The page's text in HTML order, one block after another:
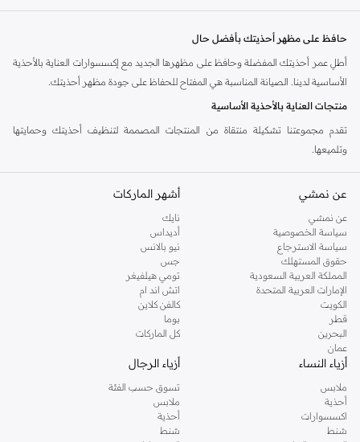
حافظ على مظهر أحذيتك بأفضل حال
أطلِ عمر أحذيتك المفضلة وحافظ على مظهرها الجديد مع إكسسوارات العناية بالأحذية
الأساسية لدينا. الصيانة المناسبة هي المفتاح للحفاظ على جودة مظهر أحذيتك.
منتجات العناية بالأحذية الأساسية
تقدم مجموعتنا تشكيلة منتقاة من المنتجات المصممة لتنظيف أحذيتك وحمايتها
وتلميعها.
التنظيف والحماية
ابدأ بالمنظفات الواقية الصحيحة. استخدم تركيبات متخصصة لإزالة الأوساخ والبقع دون
الإضرار بالمواد. بخاخات العزل المائي تخلق حاجزًا ضد الرطوبة والبقع، وهي مثالية
لجميع أنواع الأحذية.
الملمعات والشموع
استعد اللون واللمعان باستخدام ملمعات وشموع عالية الجودة. متوفرة بدرجات ألوان
مختلفة لتتناسب تمامًا مع أحذيتك، كما أنها تغذي المادة، وتحافظ عليها مرنة وتمنع
التشقق.
فرش وأدوات تطبيق
احصل على لمسة نهائية احترافية باستخدام الأدوات المناسبة. الفرش الناعمة مثالية
لتطبيق الملمع والتلميع، بينما يمكن للفرش الأكثر صلابة التعامل مع الأوساخ العنيدة.
تضمن أدوات التطبيق توزيعًا متساويًا للمنتج.
النعل الداخلي والإكسسوارات
عن نمشي
عن نمشي
سياسة الخصوصية
سياسة الاسترجاع
حقوق المستهلك
المملكة العربية السعودية
الإمارات العربية المتحدة
الكويت
قطر
البحرين
عمان
أشهر الماركات
نايك
أديداس
نيو بالانس
جس
تومي هيلفيغر
اتش اند ام
كالفن كلاين
بوما
كل الماركات
أزياء النساء
ملابس
أحذية
اكسسوارات
شنط
أزياء الرجال
تسوق حسب الفئة
ملابس
أحذية
شنط